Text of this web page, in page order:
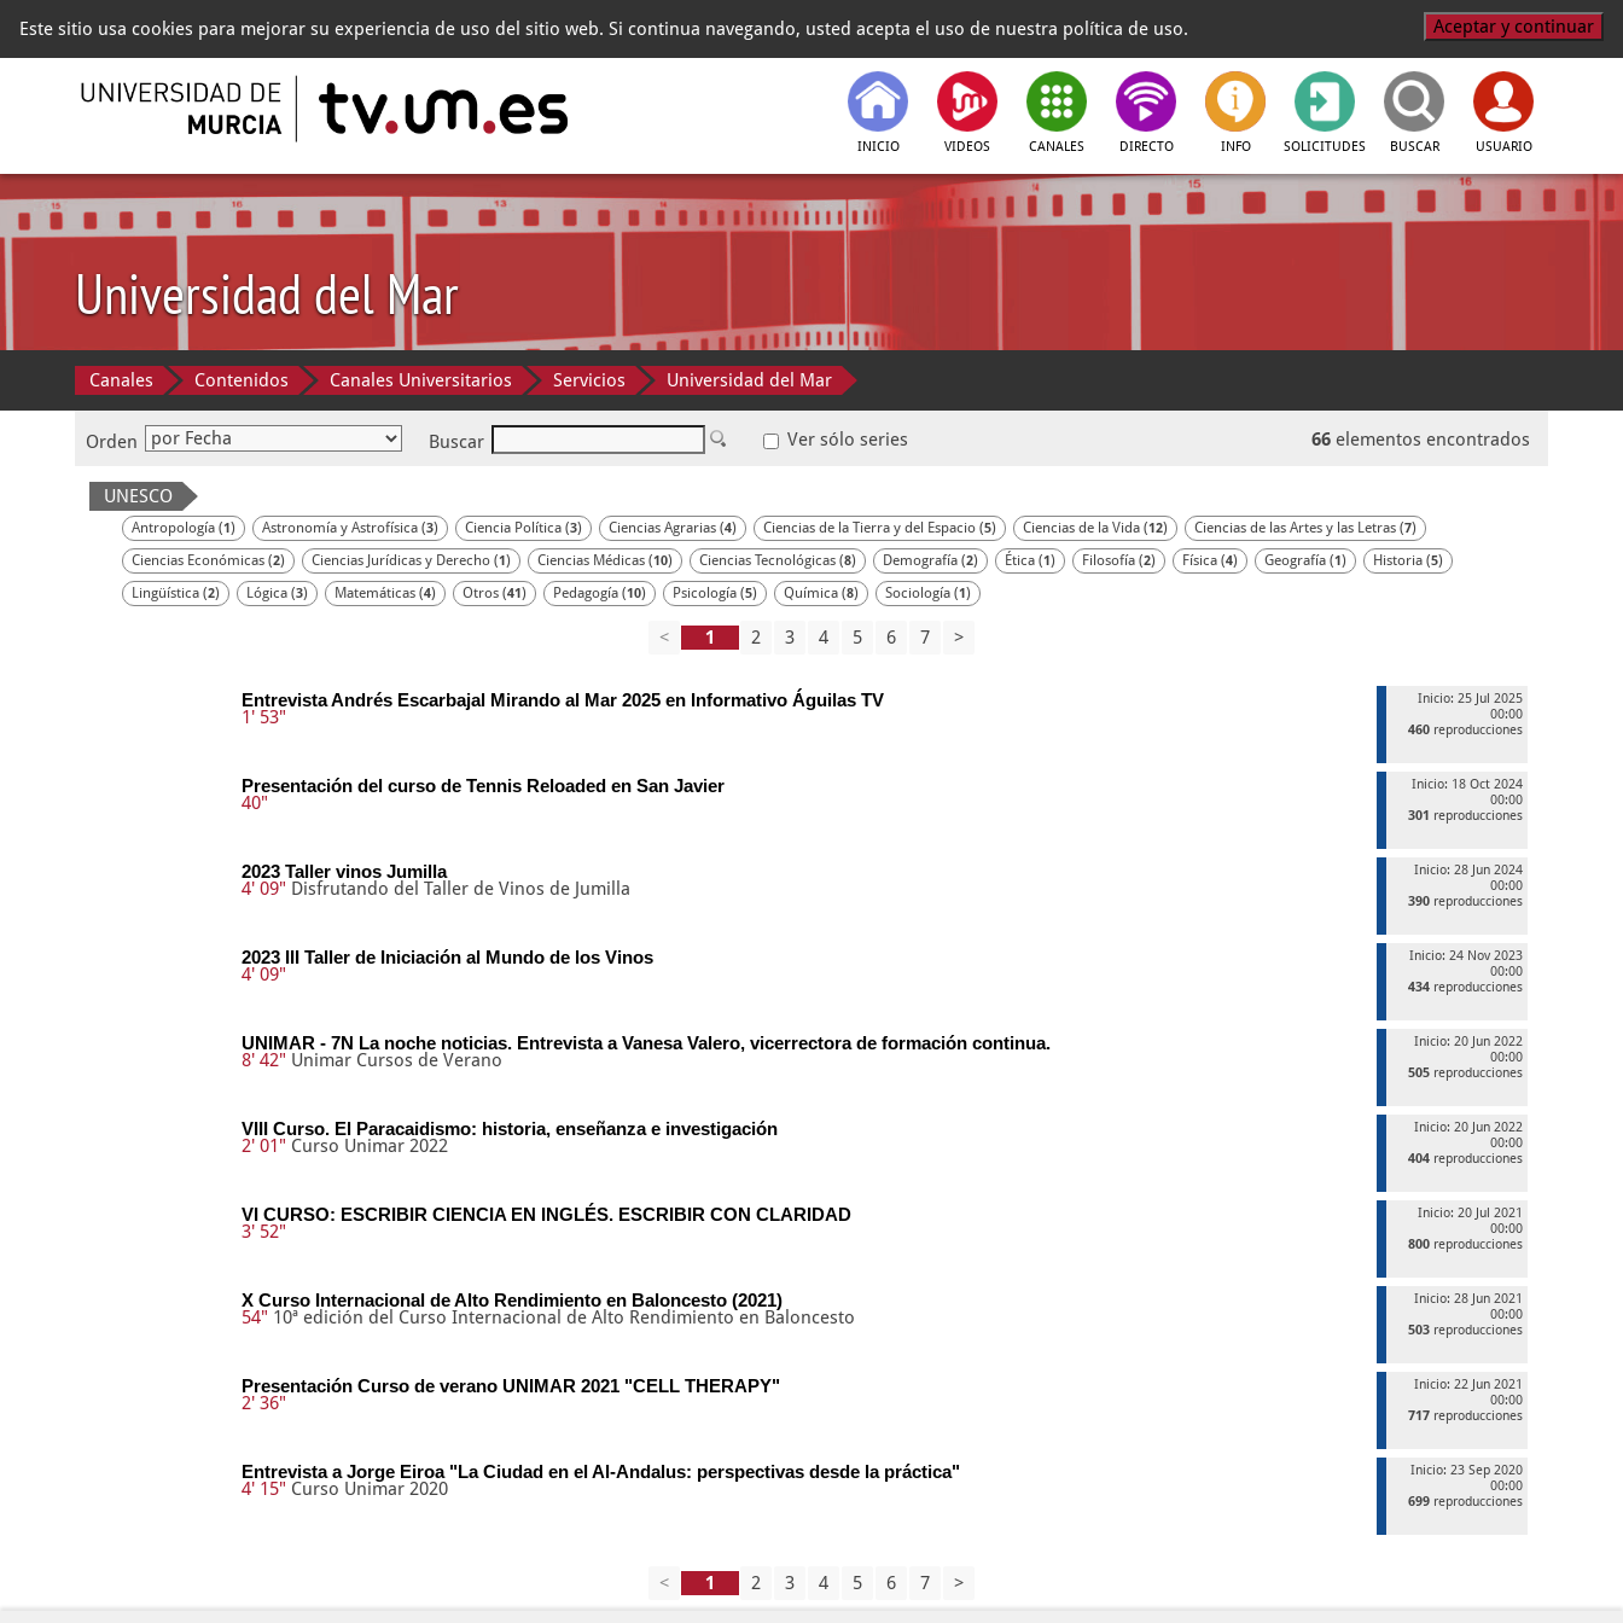
Este sitio usa cookies para mejorar su experiencia de uso del sitio web. Si continua navegando, usted acepta el uso de nuestra política de uso. Aceptar y continuar
INICIO VIDEOS CANALES DIRECTO INFO SOLICITUDES BUSCAR USUARIO
Universidad del Mar
Canales Contenidos Canales Universitarios Servicios Universidad del Mar
Orden Buscar Ver sólo series 66 elementos encontrados
UNESCO
Antropología (1) Astronomía y Astrofísica (3) Ciencia Política (3) Ciencias Agrarias (4) Ciencias de la Tierra y del Espacio (5) Ciencias de la Vida (12) Ciencias de las Artes y las Letras (7)
Ciencias Económicas (2) Ciencias Jurídicas y Derecho (1) Ciencias Médicas (10) Ciencias Tecnológicas (8) Demografía (2) Ética (1) Filosofía (2) Física (4) Geografía (1) Historia (5)
Lingüística (2) Lógica (3) Matemáticas (4) Otros (41) Pedagogía (10) Psicología (5) Química (8) Sociología (1)
< 2 3 4 5 6 7 >
Inicio: 25 Jul 2025
00:00
460 reproducciones
Entrevista Andrés Escarbajal Mirando al Mar 2025 en Informativo Águilas TV
1' 53"
Inicio: 18 Oct 2024
00:00
301 reproducciones
Presentación del curso de Tennis Reloaded en San Javier
40"
Inicio: 28 Jun 2024
00:00
390 reproducciones
2023 Taller vinos Jumilla
4' 09" Disfrutando del Taller de Vinos de Jumilla
Inicio: 24 Nov 2023
00:00
434 reproducciones
2023 III Taller de Iniciación al Mundo de los Vinos
4' 09"
Inicio: 20 Jun 2022
00:00
505 reproducciones
UNIMAR - 7N La noche noticias. Entrevista a Vanesa Valero, vicerrectora de formación continua.
8' 42" Unimar Cursos de Verano
Inicio: 20 Jun 2022
00:00
404 reproducciones
VIII Curso. El Paracaidismo: historia, enseñanza e investigación
2' 01" Curso Unimar 2022
Inicio: 20 Jul 2021
00:00
800 reproducciones
VI CURSO: ESCRIBIR CIENCIA EN INGLÉS. ESCRIBIR CON CLARIDAD
3' 52"
Inicio: 28 Jun 2021
00:00
503 reproducciones
X Curso Internacional de Alto Rendimiento en Baloncesto (2021)
54" 10ª edición del Curso Internacional de Alto Rendimiento en Baloncesto
Inicio: 22 Jun 2021
00:00
717 reproducciones
Presentación Curso de verano UNIMAR 2021 "CELL THERAPY"
2' 36"
Inicio: 23 Sep 2020
00:00
699 reproducciones
Entrevista a Jorge Eiroa "La Ciudad en el Al-Andalus: perspectivas desde la práctica"
4' 15" Curso Unimar 2020
< 2 3 4 5 6 7 >